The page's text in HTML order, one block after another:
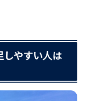
しやすい人は